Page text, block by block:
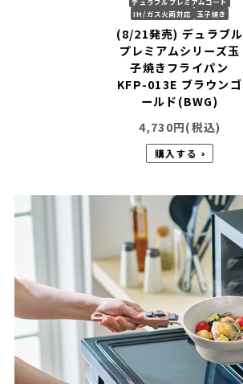
IH/ガス火両対応
玉子焼き
(8/21発売) デュラブル
プレミアムシリーズ玉
子焼きフライパン
KFP-013E ブラウンゴ
ールド(BWG)
4,730円(税込)
購入する